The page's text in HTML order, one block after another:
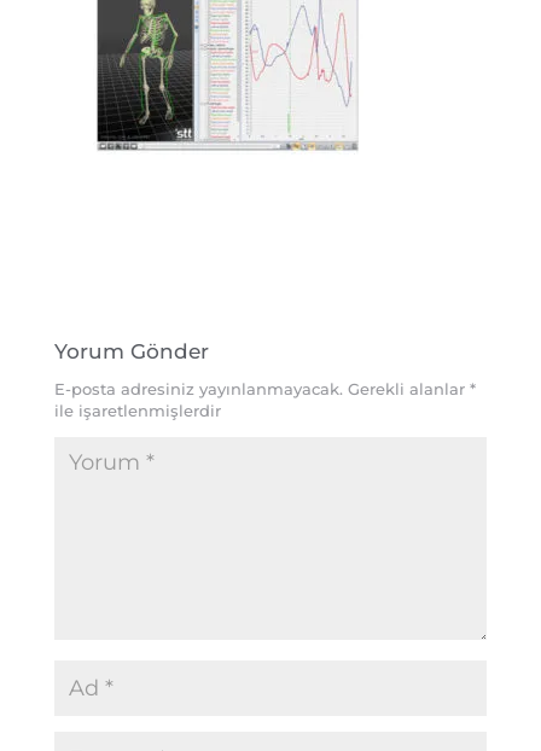
Yorum Gönder
E-posta adresiniz yayınlanmayacak. Gerekli alanlar *
ile işaretlenmişlerdir